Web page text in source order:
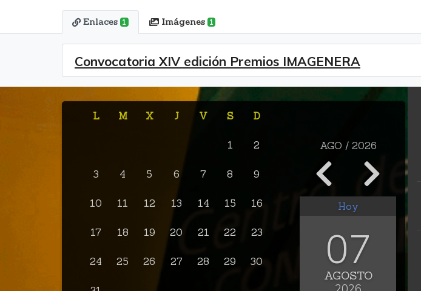
Enlaces 1 Imágenes 1
Convocatoria XIV edición Premios IMAGENERA
L M X J V S D
1 2
3 4 5 6 7 8 9
10 11 12 13 14 15 16
17 18 19 20 21 22 23
24 25 26 27 28 29 30
AGO / 2026
Hoy
07
AGOSTO